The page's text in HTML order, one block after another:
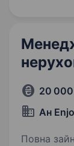
20 000
Ан
Повна зайнятість.